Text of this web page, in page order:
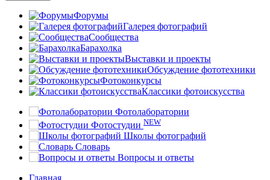
Форумы
Галерея фотографий
Сообщества
Барахолка
Выставки и проекты
Обсуждение фототехники
Фотоконкурсы
Классики фотоискусства
Фотолаборатории
Фотостудии NEW
Школы фотографий
Словарь
Вопросы и ответы